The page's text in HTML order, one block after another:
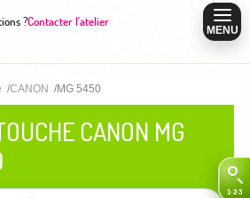
?Contacter l'atelier
MENU
CANON MG 5450
CANON MG